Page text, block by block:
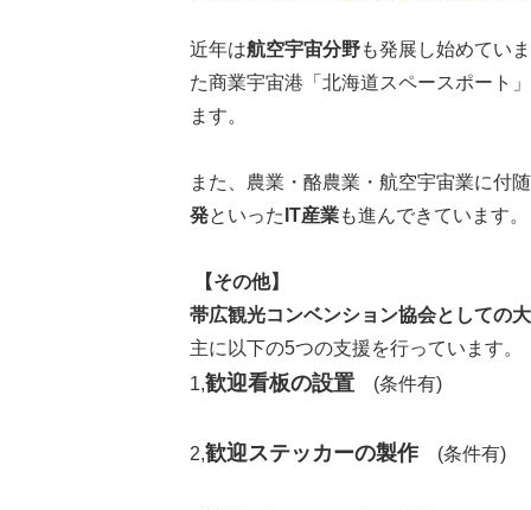
近年は航空宇宙分野も発展し始めてい
た商業宇宙港「北海道スペースポート
ます。
また、農業・酪農業・航空宇宙業に付
発といった IT産業も進んできています。
【その他】
帯広観光コンベンション協会としての
主に以下の5つの支援を行っています。
1,歓迎看板の設置 (条件有)
2,歓迎ステッカーの製作(条件有)